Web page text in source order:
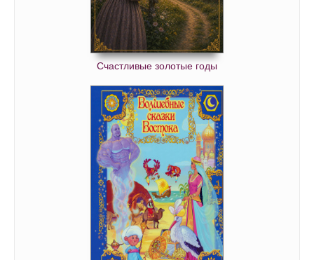
Счастливые золотые годы